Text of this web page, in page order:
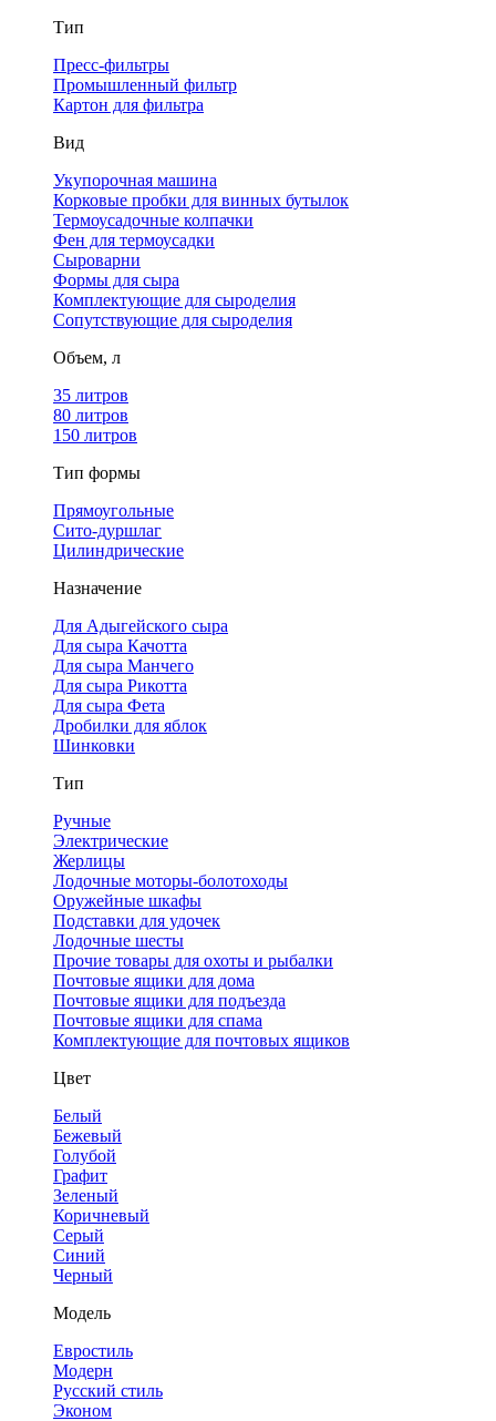
Тип
Пресс-фильтры
Промышленный фильтр
Картон для фильтра
Вид
Укупорочная машина
Корковые пробки для винных бутылок
Термоусадочные колпачки
Фен для термоусадки
Сыроварни
Формы для сыра
Комплектующие для сыроделия
Сопутствующие для сыроделия
Объем, л
35 литров
80 литров
150 литров
Тип формы
Прямоугольные
Сито-дуршлаг
Цилиндрические
Назначение
Для Адыгейского сыра
Для сыра Качотта
Для сыра Манчего
Для сыра Рикотта
Для сыра Фета
Дробилки для яблок
Шинковки
Тип
Ручные
Электрические
Жерлицы
Лодочные моторы-болотоходы
Оружейные шкафы
Подставки для удочек
Лодочные шесты
Прочие товары для охоты и рыбалки
Почтовые ящики для дома
Почтовые ящики для подъезда
Почтовые ящики для спама
Комплектующие для почтовых ящиков
Цвет
Белый
Бежевый
Голубой
Графит
Зеленый
Коричневый
Серый
Синий
Черный
Модель
Евростиль
Модерн
Русский стиль
Эконом